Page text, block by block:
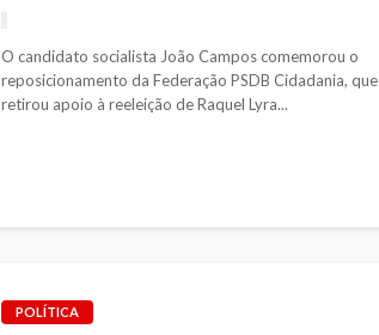
O candidato socialista João Campos comemorou o
reposicionamento da Federação PSDB Cidadania, que
retirou apoio à reeleição de Raquel Lyra...
POLÍTICA